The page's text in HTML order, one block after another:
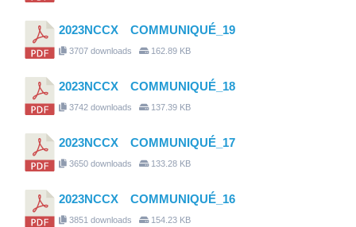
2023NCCX COMMUNIQUÉ_19
3707 downloads 162.89 KB
2023NCCX COMMUNIQUÉ_18
3742 downloads 137.39 KB
2023NCCX COMMUNIQUÉ_17
3650 downloads 133.28 KB
2023NCCX COMMUNIQUÉ_16
3851 downloads 154.23 KB